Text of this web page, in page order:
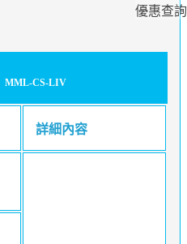
優惠查詢
MML-CS-LIV
詳細內容